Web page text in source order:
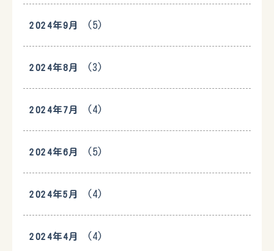
2024年9月 (5)
2024年8月 (3)
2024年7月 (4)
2024年6月 (5)
2024年5月 (4)
2024年4月 (4)